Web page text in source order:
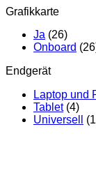
Grafikkarte
Ja (26)
Onboard
Endgerät
Laptop und
Tablet (4)
Universell